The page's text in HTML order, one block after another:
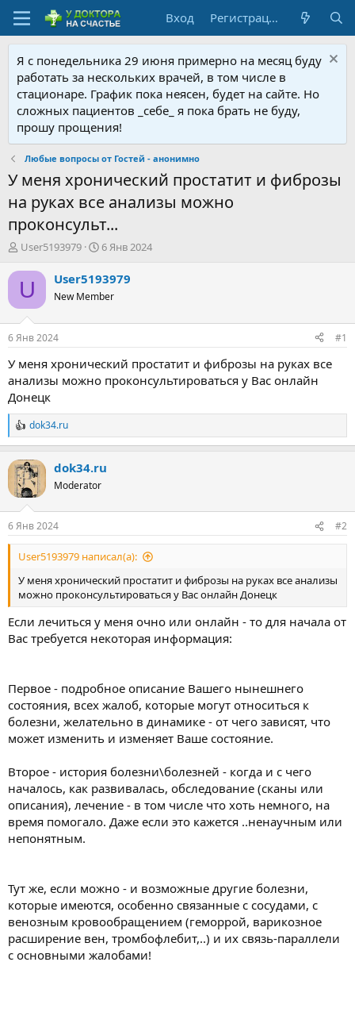
Вход Регистрация
Я с понедельника 29 июня примерно на месяц буду
работать за нескольких врачей, в том числе в
стационаре. График пока неясен, будет на сайте. Но
сложных пациентов _себе_ я пока брать не буду,
прошу прощения!
Любые вопросы от Гостей - анонимно
У меня хронический простатит и фиброзы
на руках все анализы можно
проконсульт...
А
т
т
е
м
ы
User5193979
Д
т
н
а
л
6 Янв 2024
U User5193979
New Member
6 Янв 2024 #1
У меня хронический простатит и фиброзы на руках все
анализы можно проконсультироваться у Вас онлайн
Донецк
Р
е
к
ц
и
dok34.ru
dok34.ru
Moderator
6 Янв 2024 #2
User5193979 написал(а):
У меня хронический простатит и фиброзы на руках все анализы
можно проконсультироваться у Вас онлайн Донецк
Если лечиться у меня очно или онлайн - то для начала от
Вас требуется некоторая информация:
Первое - подробное описание Вашего нынешнего
состояния, всех жалоб, которые могут относиться к
болезни, желательно в динамике - от чего зависят, что
может изменить и изменяет Ваше состояние.
Второе - история болезни\болезней - когда и с чего
началось, как развивалась, обследование (сканы или
описания), лечение - в том числе что хоть немного, на
время помогало. Даже если это кажется ..ненаучным или
непонятным.
Тут же, если можно - и возможные другие болезни,
которые имеются, особенно связанные с сосудами, с
венозным кровообращением (геморрой, варикозное
расширение вен, тромбофлебит,..) и их связь-параллели
с основными жалобами!